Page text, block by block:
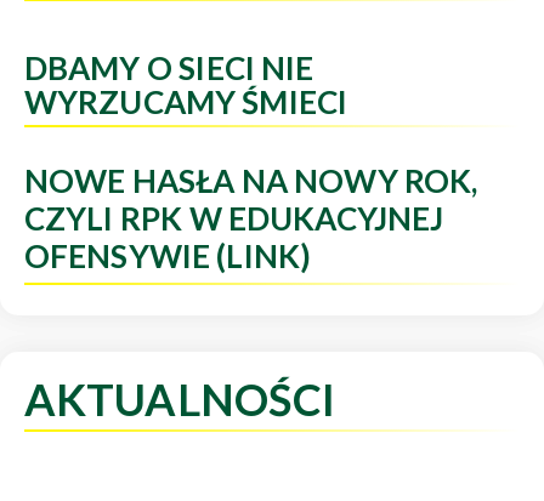
DBAMY O SIECI NIE
WYRZUCAMY ŚMIECI
NOWE HASŁA NA NOWY ROK,
CZYLI RPK W EDUKACYJNEJ
OFENSYWIE (LINK)
AKTUALNOŚCI